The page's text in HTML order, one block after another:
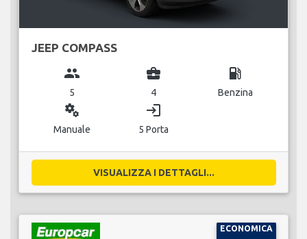
JEEP COMPASS
group
5
business_center
4
local_gas_station
Benzina
miscellaneous_services
Manuale
login
5 Porta
VISUALIZZA I DETTAGLI...
ECONOMICA